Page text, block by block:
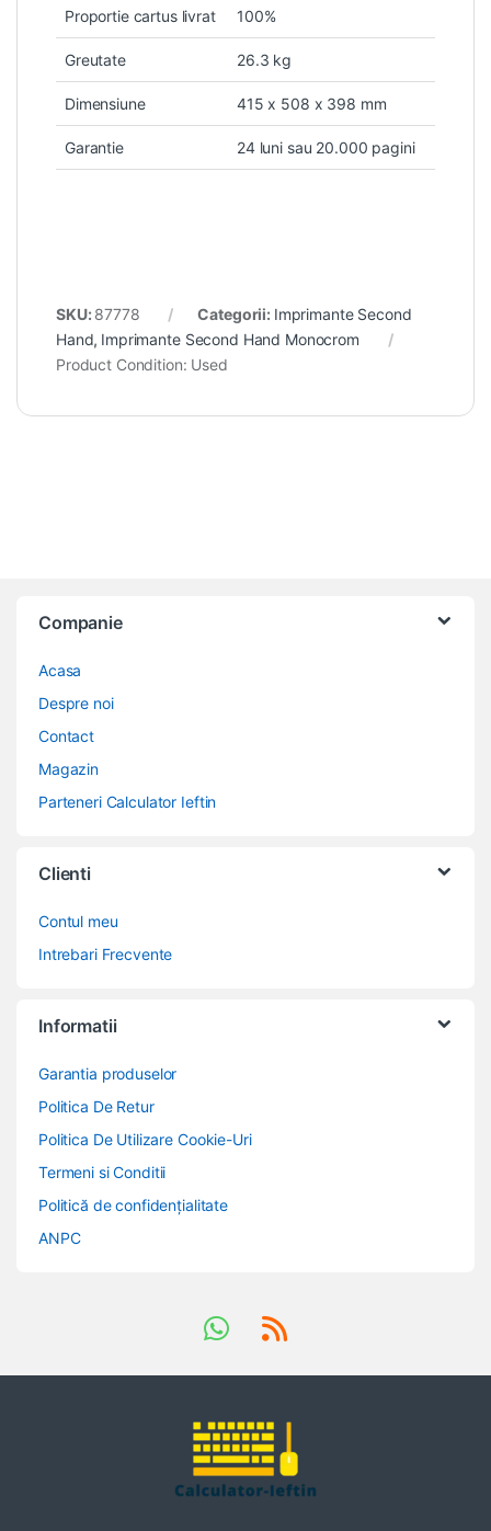
Proportie cartus livrat 100%
Greutate 26.3 kg
Dimensiune 415 x 508 x 398 mm
Garantie 24 luni sau 20.000 pagini
SKU: 87778 Categorii: Imprimante Second
Hand, Imprimante Second Hand Monocrom
Product Condition: Used
Companie
Acasa
Despre noi
Contact
Magazin
Parteneri Calculator Ieftin
Clienti
Contul meu
Intrebari Frecvente
Informatii
Garantia produselor
Politica De Retur
Politica De Utilizare Cookie-Uri
Termeni si Conditii
Politică de confidențialitate
ANPC